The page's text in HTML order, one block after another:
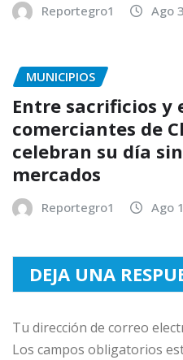
Reportegro1 Ago
MUNICIPIOS
Entre sacrificios y
comerciantes de
celebran su día
mercados
Reportegro1 Ago
DEJA UNA
Tu dirección de correo
Los campos obligatorios